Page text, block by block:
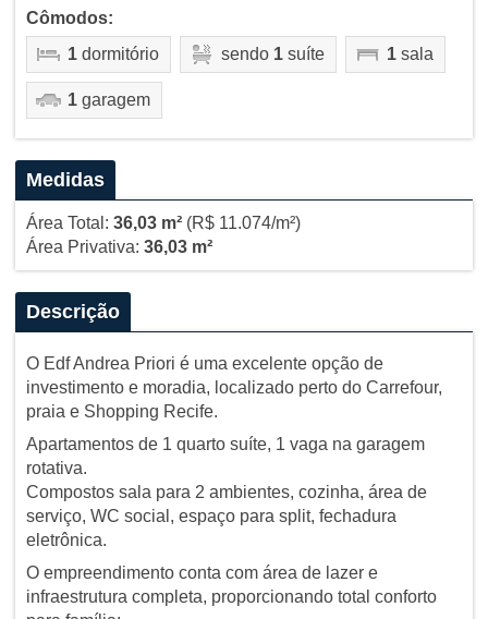
Cômodos:
1dormitório sendo 1suíte 1sala
1garagem
Medidas
Área Total: 36,03 m²(R$ 11.074/m²)
Área Privativa: 36,03 m²
Descrição
O Edf Andrea Priori é uma excelente opção de
investimento e moradia, localizado perto do Carrefour,
praia e Shopping Recife.
Apartamentos de 1 quarto suíte, 1 vaga na garagem
rotativa.
Compostos sala para 2 ambientes, cozinha, área de
serviço, WC social, espaço para split, fechadura
eletrônica.
O empreendimento conta com área de lazer e
infraestrutura completa, proporcionando total conforto